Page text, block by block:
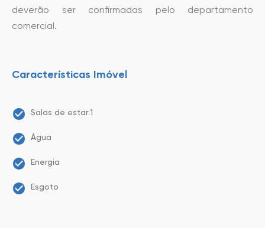
deverão ser confirmadas pelo departamento
comercial.
Características Imóvel
Salas de estar:1
Água
Energia
Esgoto